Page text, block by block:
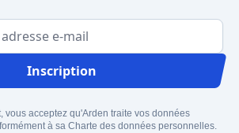
Inscription
vous acceptez qu'Arden traite vos données
à sa Charte des données personnelles.